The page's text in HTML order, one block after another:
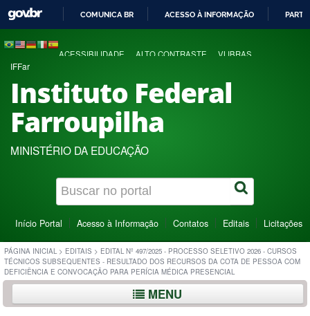
COMUNICA BR ACESSO À INFORMAÇÃO
ACESSIBILIDADE ALTO CONTRASTE VLIBRAS
IFFar
Instituto Federal
Farroupilha
MINISTÉRIO DA EDUCAÇÃO
Início Portal Acesso à Informação Contatos Editais Licitações
PÁGINA INICIAL > EDITAIS > EDITAL Nº 497/2025 - PROCESSO SELETIVO 2026 - CURSOS
TÉCNICOS SUBSEQUENTES - RESULTADO DOS RECURSOS DA COTA DE PESSOA COM
DEFICIÊNCIA E CONVOCAÇÃO PARA PERÍCIA MÉDICA PRESENCIAL
MENU